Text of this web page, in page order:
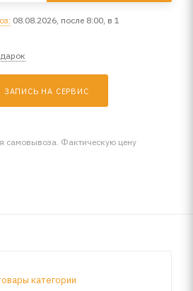
08.08.2026, после 8:00, в 1
ЗАПИСЬ НА СЕРВИС
самовывоза. Фактическую цену
категории